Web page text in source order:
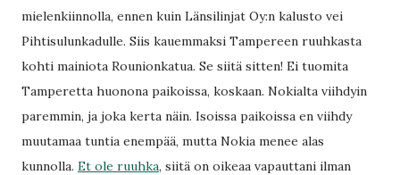
mielenkiinnolla, ennen kuin Länsilinjat Oy:n kalusto vei
Pihtisulunkadulle. Siis kauemmaksi Tampereen ruuhkasta
kohti mainiota Rounionkatua. Se siitä sitten! Ei tuomita
Tamperetta huonona paikoissa, koskaan. Nokialta viihdyin
paremmin, ja joka kerta näin. Isoissa paikoissa en viihdy
muutamaa tuntia enempää, mutta Nokia menee alas
kunnolla. Et ole ruuhka, siitä on oikeaa vapauttani ilman